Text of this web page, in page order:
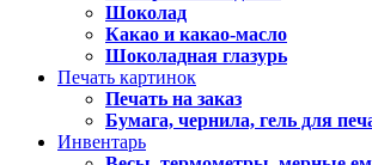
Шоколад
Какао и какао-масло
Шоколадная глазурь
Печать картинок
Печать на заказ
Бумага, чернила, гель для
Инвентарь